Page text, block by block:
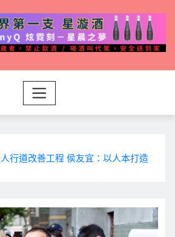
行道改善工程 侯友宜：以人本打造